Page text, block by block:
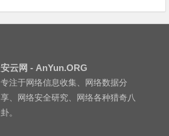
安云网 - AnYun.ORG
专注于网络信息收集、网络数据分
享、网络安全研究、网络各种猎奇八
卦。